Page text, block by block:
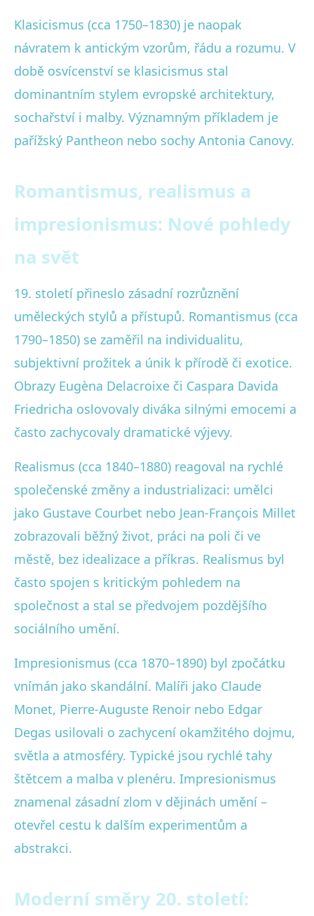
Klasicismus (cca 1750–1830) je naopak
návratem k antickým vzorům, řádu a rozumu. V
době osvícenství se klasicismus stal
dominantním stylem evropské architektury,
sochařství i malby. Významným příkladem je
pařížský Pantheon nebo sochy Antonia Canovy.
Romantismus, realismus a
impresionismus: Nové pohledy
na svět
19. století přineslo zásadní rozrůznění
uměleckých stylů a přístupů. Romantismus (cca
1790–1850) se zaměřil na individualitu,
subjektivní prožitek a únik k přírodě či exotice.
Obrazy Eugèna Delacroixe či Caspara Davida
Friedricha oslovovaly diváka silnými emocemi a
často zachycovaly dramatické výjevy.
Realismus (cca 1840–1880) reagoval na rychlé
společenské změny a industrializaci: umělci
jako Gustave Courbet nebo Jean-François Millet
zobrazovali běžný život, práci na poli či ve
městě, bez idealizace a příkras. Realismus byl
často spojen s kritickým pohledem na
společnost a stal se předvojem pozdějšího
sociálního umění.
Impresionismus (cca 1870–1890) byl zpočátku
vnímán jako skandální. Malíři jako Claude
Monet, Pierre-Auguste Renoir nebo Edgar
Degas usilovali o zachycení okamžitého dojmu,
světla a atmosféry. Typické jsou rychlé tahy
štětcem a malba v plenéru. Impresionismus
znamenal zásadní zlom v dějinách umění –
otevřel cestu k dalším experimentům a
abstrakci.
Moderní směry 20. století: